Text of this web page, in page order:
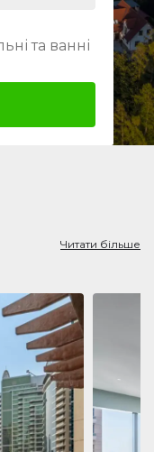
та ванні
Читати більше